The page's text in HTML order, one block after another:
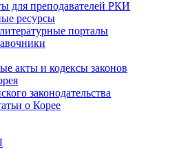
для преподавателей РКИ
ресурсы
порталы
акты и кодексы законов
законодательства
о Корее